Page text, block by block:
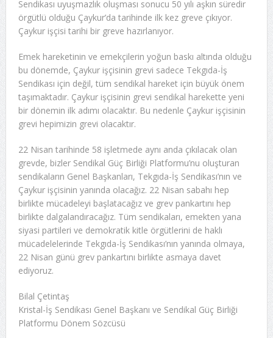
Sendikası uyuşmazlık oluşması sonucu 50 yılı aşkın süredir
örgütlü olduğu Çaykur’da tarihinde ilk kez greve çıkıyor.
Çaykur işçisi tarihi bir greve hazırlanıyor.
Emek hareketinin ve emekçilerin yoğun baskı altında olduğu
bu dönemde, Çaykur işçisinin grevi sadece Tekgıda-İş
Sendikası için değil, tüm sendikal hareket için büyük önem
taşımaktadır. Çaykur işçisinin grevi sendikal harekette yeni
bir dönemin ilk adımı olacaktır. Bu nedenle Çaykur işçisinin
grevi hepimizin grevi olacaktır.
22 Nisan tarihinde 58 işletmede aynı anda çıkılacak olan
grevde, bizler Sendikal Güç Birliği Platformu’nu oluşturan
sendikaların Genel Başkanları, Tekgıda-İş Sendikası’nın ve
Çaykur işçisinin yanında olacağız. 22 Nisan sabahı hep
birlikte mücadeleyi başlatacağız ve grev pankartını hep
birlikte dalgalandıracağız. Tüm sendikaları, emekten yana
siyasi partileri ve demokratik kitle örgütlerini de haklı
mücadelelerinde Tekgıda-İş Sendikası’nın yanında olmaya,
22 Nisan günü grev pankartını birlikte asmaya davet
ediyoruz.
Bilal Çetintaş
Kristal-İş Sendikası Genel Başkanı ve Sendikal Güç Birliği
Platformu Dönem Sözcüsü